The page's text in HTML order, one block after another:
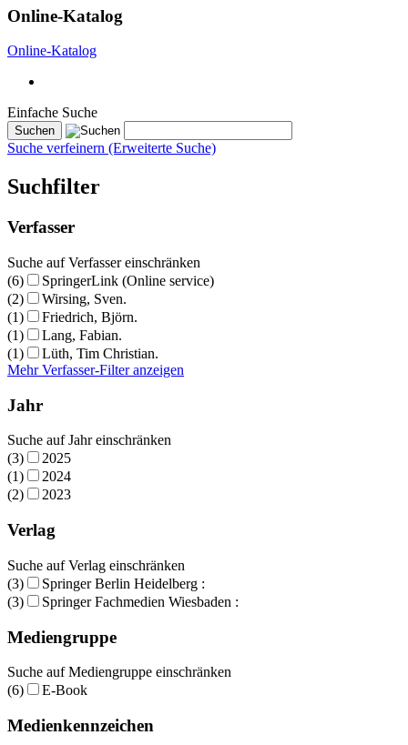
Online-Katalog
Online-Katalog
Einfache Suche
Suche verfeinern (Erweiterte Suche)
Suchfilter
Verfasser
Suche auf Verfasser einschränken
(6)
SpringerLink (Online service)
(2)
Wirsing, Sven.
(1)
Friedrich, Björn.
(1)
Lang, Fabian.
(1)
Lüth, Tim Christian.
Mehr Verfasser-Filter anzeigen
Jahr
Suche auf Jahr einschränken
(3)
2025
(1)
2024
(2)
2023
Verlag
Suche auf Verlag einschränken
(3)
Springer Berlin Heidelberg :
(3)
Springer Fachmedien Wiesbaden :
Mediengruppe
Suche auf Mediengruppe einschränken
(6)
E-Book
Medienkennzeichen